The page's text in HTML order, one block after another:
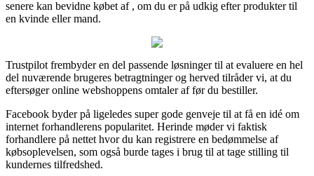
senere kan bevidne købet af , om du er på udkig efter produkter til
en kvinde eller mand.
Trustpilot frembyder en del passende løsninger til at evaluere en hel
del nuværende brugeres betragtninger og herved tilråder vi, at du
eftersøger online webshoppens omtaler af før du bestiller.
Facebook byder på ligeledes super gode genveje til at få en idé om
internet forhandlerens popularitet. Herinde møder vi faktisk
forhandlere på nettet hvor du kan registrere en bedømmelse af
købsoplevelsen, som også burde tages i brug til at tage stilling til
kundernes tilfredshed.